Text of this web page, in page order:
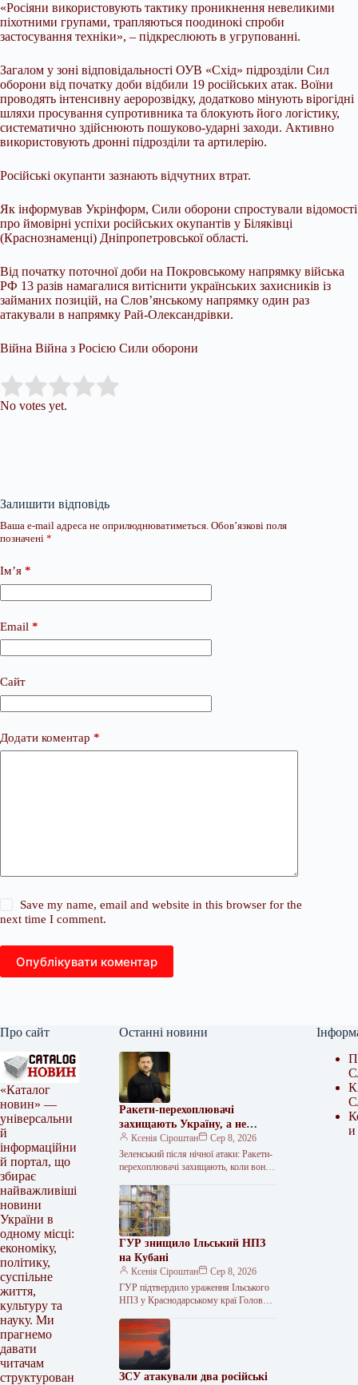
«Росіяни використовують тактику проникнення невеликими
піхотними групами, трапляються поодинокі спроби
застосування техніки», – підкреслюють в угрупованні.
Загалом у зоні відповідальності ОУВ «Схід» підрозділи Сил
оборони від початку доби відбили 19 російських атак. Воїни
проводять інтенсивну аеророзвідку, додатково мінують вірогідні
шляхи просування супротивника та блокують його логістику,
систематично здійснюють пошуково-ударні заходи. Активно
використовують дронні підрозділи та артилерію.
Російські окупанти зазнають відчутних втрат.
Як інформував Укрінформ, Сили оборони спростували відомості
про ймовірні успіхи російських окупантів у Біляківці
(Краснознаменці) Дніпропетровської області.
Від початку поточної доби на Покровському напрямку війська
РФ 13 разів намагалися витіснити українських захисників із
займаних позицій, на Слов’янському напрямку один раз
атакували в напрямку Рай-Олександрівки.
Війна Війна з Росією Сили оборони
Rate this item:
No votes yet.
Залишити відповідь
Ваша e-mail адреса не оприлюднюватиметься. Обов’язкові поля
позначені *
Ім’я *
Email *
Сайт
Додати коментар *
Save my name, email and website in this browser for the
next time I comment.
Опублікувати коментар
Про сайт
«Каталог
новин» —
універсальни
й
інформаційни
й портал, що
збирає
найважливіші
новини
України в
одному місці:
економіку,
політику,
суспільне
життя,
культуру та
науку. Ми
прагнемо
давати
читачам
структурован
Останні новини
Ракети-перехоплювачі
захищають Україну, а не
склади – Зеленський
Ксенія Сіроштан
Сер 8, 2026
Зеленський після нічної атаки: Ракети-
перехоплювачі захищають, коли вони
повітряної атаки ворога Президент…
ГУР знищило Ільський НПЗ
на Кубані
Ксенія Сіроштан
Сер 8, 2026
ГУР підтвердило ураження Ільського
НПЗ у Краснодарському краї Головне
оборони України підтвердило
ураження Ільського нафтопереробного
заводу (НПЗ)…
ЗСУ атакували два російські
и